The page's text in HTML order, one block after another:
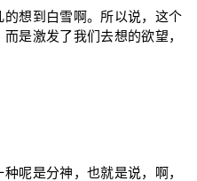
想到白雪啊。所以说，这个
是激发了我们去想的欲望，
呢是分神，也就是说，啊，